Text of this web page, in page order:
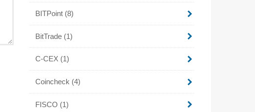
BITPoint (8)
BitTrade (1)
C-CEX (1)
Coincheck (4)
FISCO (1)